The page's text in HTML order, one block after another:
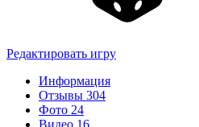
Редактировать игру
Информация
Отзывы 304
Фото 24
Видео 16